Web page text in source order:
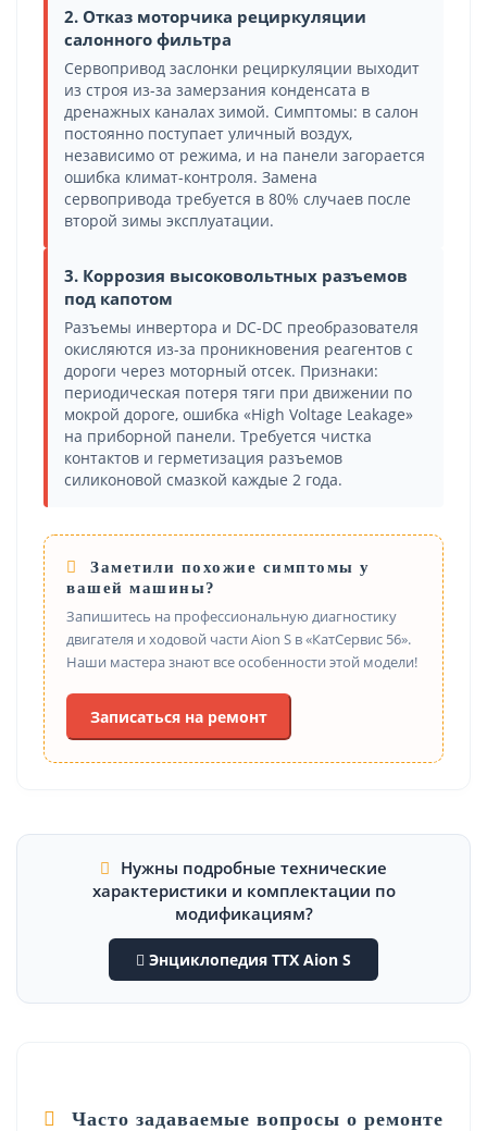
2. Отказ моторчика рециркуляции
салонного фильтра
Сервопривод заслонки рециркуляции выходит
из строя из-за замерзания конденсата в
дренажных каналах зимой. Симптомы: в салон
постоянно поступает уличный воздух,
независимо от режима, и на панели загорается
ошибка климат-контроля. Замена
сервопривода требуется в 80% случаев после
второй зимы эксплуатации.
3. Коррозия высоковольтных разъемов
под капотом
Разъемы инвертора и DC-DC преобразователя
окисляются из-за проникновения реагентов с
дороги через моторный отсек. Признаки:
периодическая потеря тяги при движении по
мокрой дороге, ошибка «High Voltage Leakage»
на приборной панели. Требуется чистка
контактов и герметизация разъемов
силиконовой смазкой каждые 2 года.
Заметили похожие симптомы у
вашей машины?
Запишитесь на профессиональную диагностику
двигателя и ходовой части Aion S в «КатСервис 56».
Наши мастера знают все особенности этой модели!
Записаться на ремонт
Нужны подробные технические
характеристики и комплектации по
модификациям?
Энциклопедия ТТХ Aion S
Часто задаваемые вопросы о ремонте